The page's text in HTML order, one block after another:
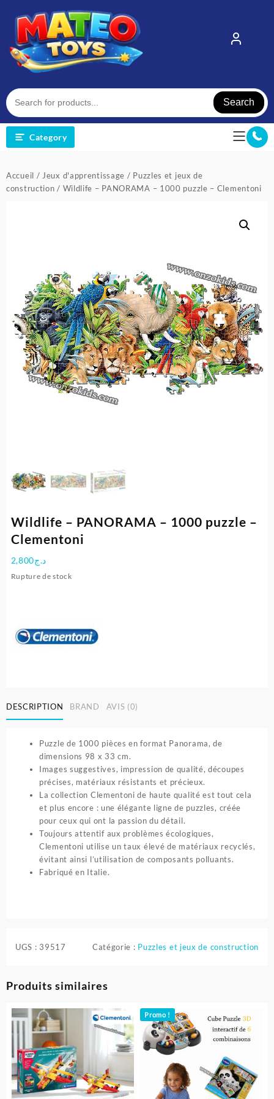
content
Search
Category
Accueil /Jeux d'apprentissage / Puzzles et jeux de
construction / Wildlife – PANORAMA – 1000 puzzle – Clementoni
Wildlife – PANORAMA – 1000 puzzle –
Clementoni
د.ج2,800
Rupture de stock
DESCRIPTION BRAND AVIS (0)
Puzzle de 1000 pièces en format Panorama, de
dimensions 98 x 33 cm.
Images suggestives, impression de qualité, découpes
précises, matériaux résistants et précieux.
La collection Clementoni de haute qualité est tout cela
et plus encore : une élégante ligne de puzzles, créée
pour ceux qui ont la passion du détail.
Toujours attentif aux problèmes écologiques,
Clementoni utilise un taux élevé de matériaux recyclés,
évitant ainsi l’utilisation de composants polluants.
Fabriqué en Italie.
UGS : 39517 Catégorie : Puzzles et jeux de construction
Produits similaires
Promo !